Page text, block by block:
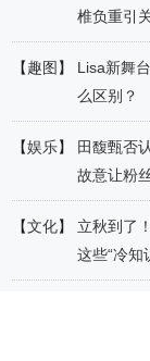
椎负重引
【趣图 】
Lisa新舞
么区别？
【娱乐】
田馥甄否
故意让粉
【文化】
立秋到了
这些“冷知